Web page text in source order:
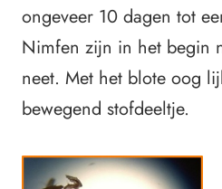
ongeveer 10 dagen tot
Nimfen zijn in het begin
neet. Met het blote oog
bewegend stofdeeltje.